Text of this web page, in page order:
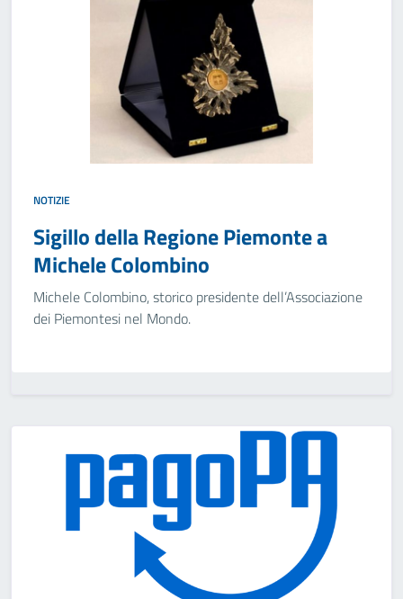
NOTIZIE
Sigillo della Regione Piemonte a
Michele Colombino
Michele Colombino, storico presidente dell’Associazione
dei Piemontesi nel Mondo.